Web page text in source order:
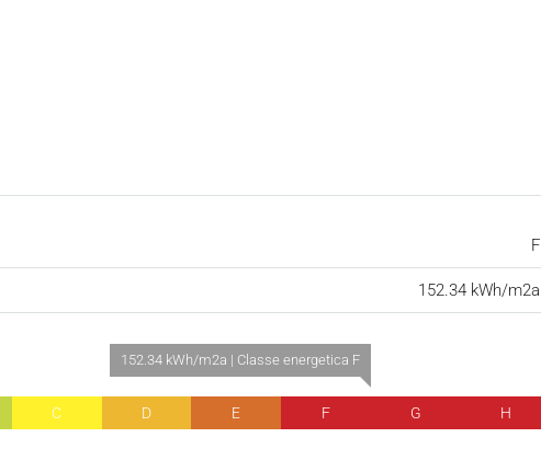
F
152.34 kWh/m2a
C D E
152.34 kWh/m2a | Classe energetica F
F G H